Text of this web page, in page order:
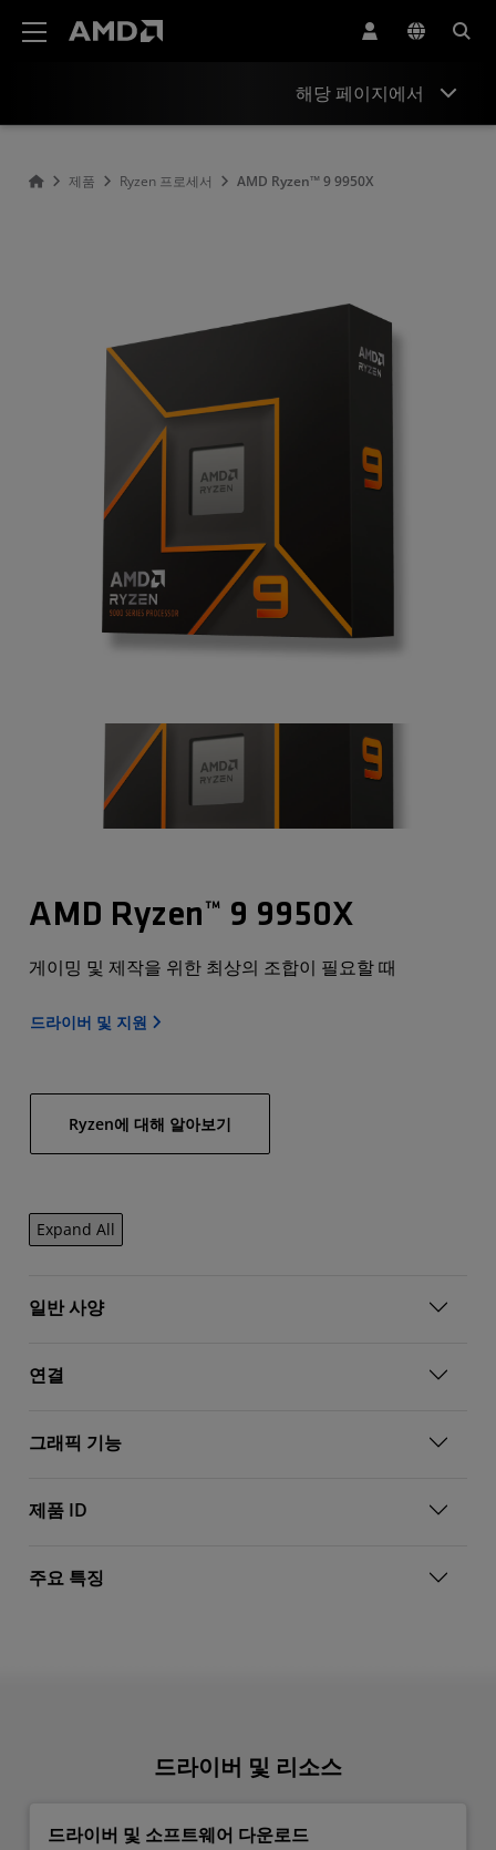
해당 페이지에서
제품 Ryzen 프로세서 AMD Ryzen™ 9 9950X
AMD Ryzen™ 9 9950X
게이밍 및 제작을 위한 최상의 조합이 필요할 때
드라이버 및 지원
Ryzen에 대해 알아보기
Expand All
일반 사양
연결
그래픽 기능
제품 ID
주요 특징
드라이버 및 리소스
드라이버 및 소프트웨어 다운로드